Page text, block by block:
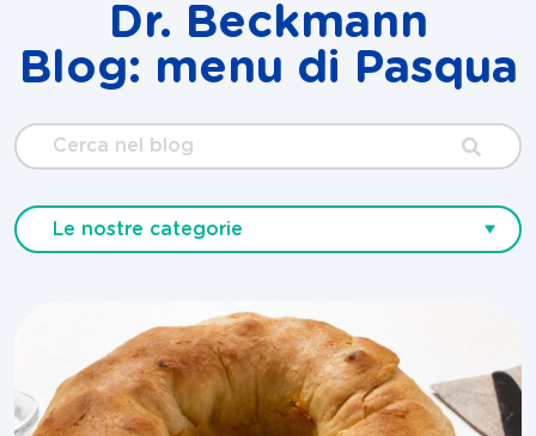
Dr. Beckmann
Blog: menu di Pasqua
Cerca
nel
Le nostre categorie